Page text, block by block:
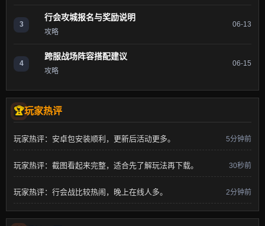
3
行会攻城报名与奖励说明
攻略
06-13
4
跨服战场阵容搭配建议
攻略
06-15
玩家热评
玩家热评：安卓包安装顺利，更新后活动更多。 5分钟前
玩家热评：截图看起来完整，适合先了解玩法再下载。 30秒前
玩家热评：行会战比较热闹，晚上在线人多。 2分钟前